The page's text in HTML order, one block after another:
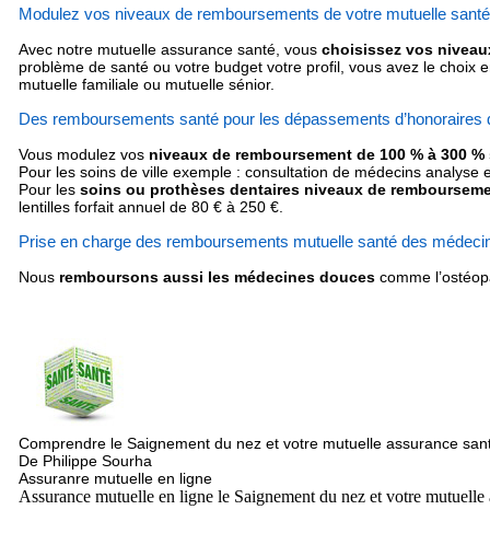
Modulez vos niveaux de remboursements de votre mutuelle santé
Avec notre mutuelle assurance santé, vous choisissez vos
problème de santé ou votre budget votre profil, vous avez le
mutuelle familiale ou mutuelle sénior.
Des remboursements santé pour les dépassements
Vous modulez vos niveaux de remboursement de 100 % à 300
Pour les soins de ville exemple : consultation de médecins
Pour les soins ou prothèses dentaires niveaux de
lentilles forfait annuel de 80 € à 250 €.
Prise en charge des remboursements mutuelle santé des
Nous remboursons aussi les médecines douces comme
Comprendre le Saignement du nez et votre mutuelle assurance
De Philippe Sourha
Assuranre mutuelle en ligne
Assurance mutuelle en ligne le Saignement du nez et votre mutuelle